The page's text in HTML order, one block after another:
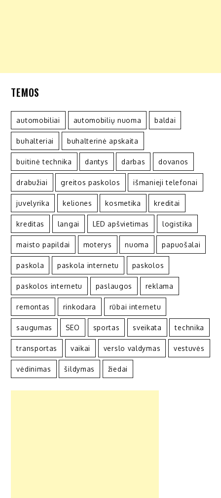
TEMOS
automobiliai automobilių nuoma baldai
buhalteriai buhalterinė apskaita
buitinė technika dantys darbas dovanos
drabužiai greitos paskolos išmanieji telefonai
juvelyrika keliones kosmetika kreditai
kreditas langai LED apšvietimas logistika
maisto papildai moterys nuoma papuošalai
paskola paskola internetu paskolos
paskolos internetu paslaugos reklama
remontas rinkodara rūbai internetu
saugumas SEO sportas sveikata technika
transportas vaikai verslo valdymas vestuvės
vėdinimas šildymas žiedai